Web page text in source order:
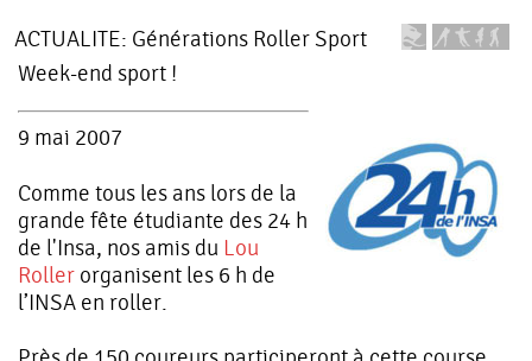
ACTUALITE: Générations Roller Sport
Week-end sport !
9 mai 2007
Comme tous les ans lors de la
grande fête étudiante des 24 h
de l'Insa, nos amis du Lou
Rollerorganisent les 6 h de
l’INSA en roller.